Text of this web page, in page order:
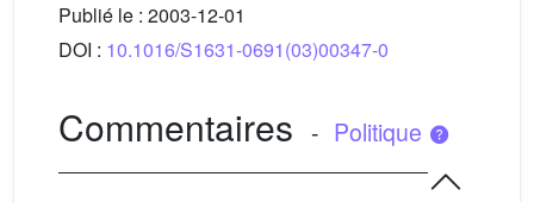
Publié le : 2003-12-01
DOI : 10.1016/S1631-0691(03)00347-0
Commentaires - Politique